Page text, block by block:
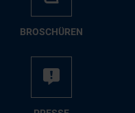
BRO­SCHÜ­REN